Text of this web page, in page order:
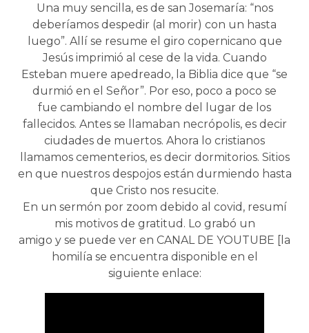
Una muy sencilla, es de san Josemaría: “nos
deberíamos despedir (al morir) con un hasta
luego”. Allí se resume el giro copernicano que
Jesús imprimió al cese de la vida. Cuando
Esteban muere apedreado, la Biblia dice que “se
durmió en el Señor”. Por eso, poco a poco se
fue cambiando el nombre del lugar de los
fallecidos. Antes se llamaban necrópolis, es decir
ciudades de muertos. Ahora lo cristianos
llamamos cementerios, es decir dormitorios. Sitios
en que nuestros despojos están durmiendo hasta
que Cristo nos resucite.
En un sermón por zoom debido al covid, resumí
mis motivos de gratitud. Lo grabó un
amigo y se puede ver en CANAL DE YOUTUBE [la
homilía se encuentra disponible en el
siguiente enlace: